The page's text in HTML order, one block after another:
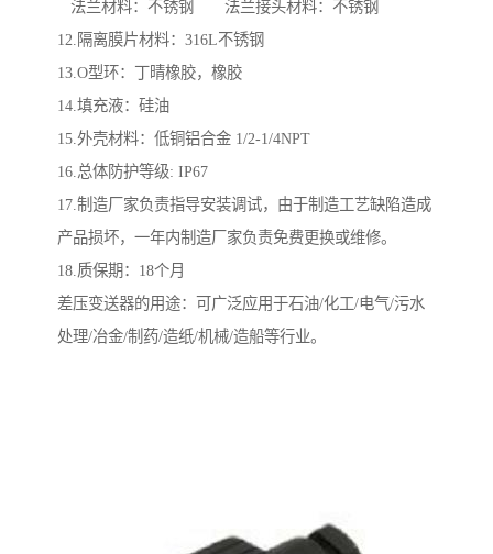
法兰材料：不锈钢 法兰接头材料：不锈钢
12.隔离膜片材料：316L不锈钢
13.O型环：丁晴橡胶，橡胶
14.填充液：硅油
15.外壳材料：低铜铝合金 1/2-1/4NPT
16.总体防护等级: IP67
17.制造厂家负责指导安装调试，由于制造工艺缺陷造成
产品损坏，一年内制造厂家负责免费更换或维修。
18.质保期：18个月
差压变送器的用途：可广泛应用于石油/化工/电气/污水
处理/冶金/制药/造纸/机械/造船等行业。